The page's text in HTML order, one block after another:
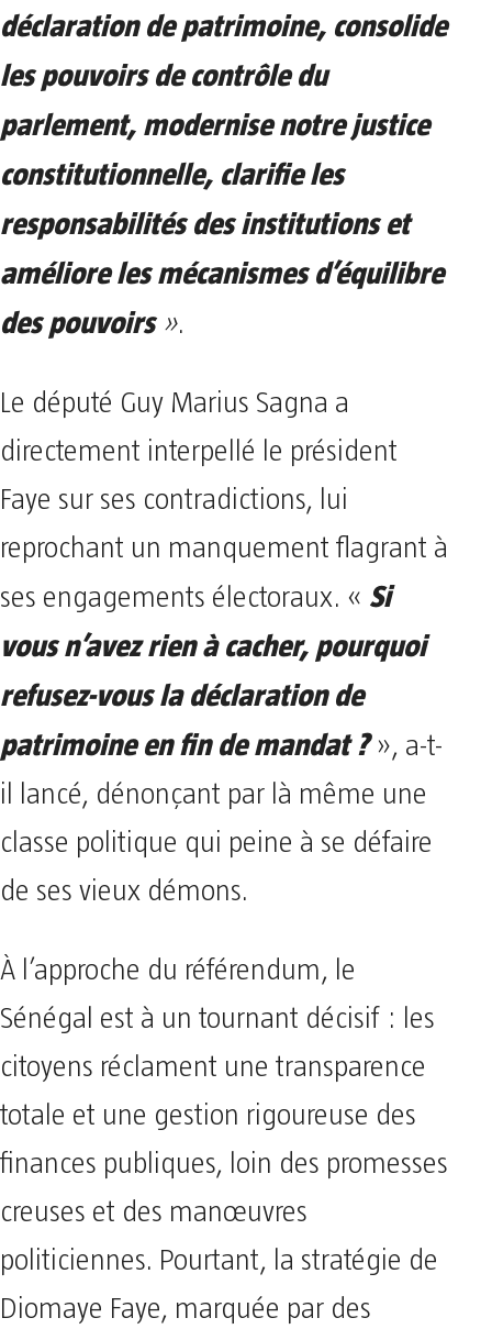
déclaration de patrimoine, consolide
les pouvoirs de contrôle du
parlement, modernise notre justice
constitutionnelle, clarifie les
responsabilités des institutions et
améliore les mécanismes d’équilibre
des pouvoirs ».
Le député Guy Marius Sagna a
directement interpellé le président
Faye sur ses contradictions, lui
reprochant un manquement flagrant à
ses engagements électoraux. « Si
vous n’avez rien à cacher, pourquoi
refusez-vous la déclaration de
patrimoine en fin de mandat ?», a-t-
il lancé, dénonçant par là même une
classe politique qui peine à se défaire
de ses vieux démons.
À l’approche du référendum, le
Sénégal est à un tournant décisif : les
citoyens réclament une transparence
totale et une gestion rigoureuse des
finances publiques, loin des promesses
creuses et des manœuvres
politiciennes. Pourtant, la stratégie de
Diomaye Faye, marquée par des